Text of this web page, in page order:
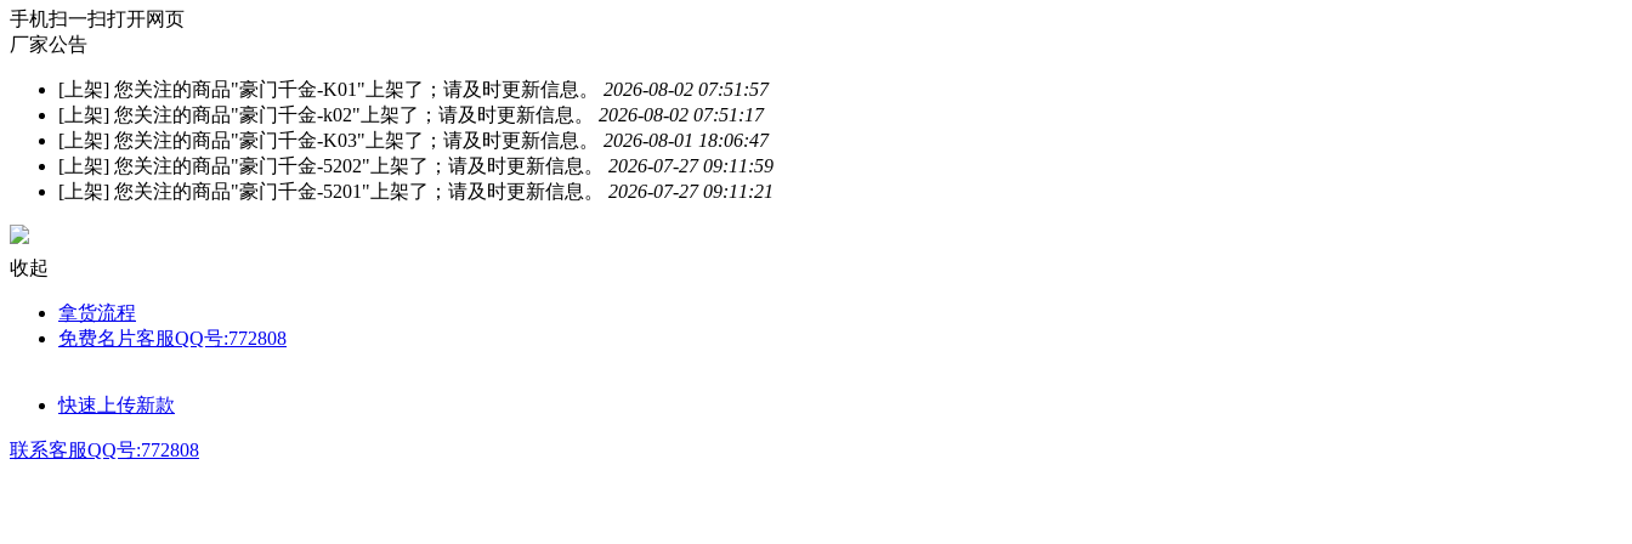
手机扫一扫打开网页
厂家公告
[上架] 您关注的商品"豪门千金-K01"上架了；请及时更新信息。 2026-08-02 07:51:57
[上架] 您关注的商品"豪门千金-k02"上架了；请及时更新信息。 2026-08-02 07:51:17
[上架] 您关注的商品"豪门千金-K03"上架了；请及时更新信息。 2026-08-01 18:06:47
[上架] 您关注的商品"豪门千金-5202"上架了；请及时更新信息。 2026-07-27 09:11:59
[上架] 您关注的商品"豪门千金-5201"上架了；请及时更新信息。 2026-07-27 09:11:21
收起
拿货流程
免费名片客服QQ号:772808
快速上传新款
联系客服QQ号:772808